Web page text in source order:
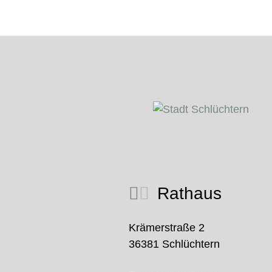
Rathaus
Krämerstraße 2
36381 Schlüchtern